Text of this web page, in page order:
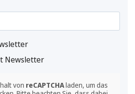
Newsletter
von reCAPTCHAladen, um das